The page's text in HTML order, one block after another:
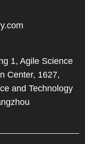
1, Agile Science
Center, 1627,
and Technology